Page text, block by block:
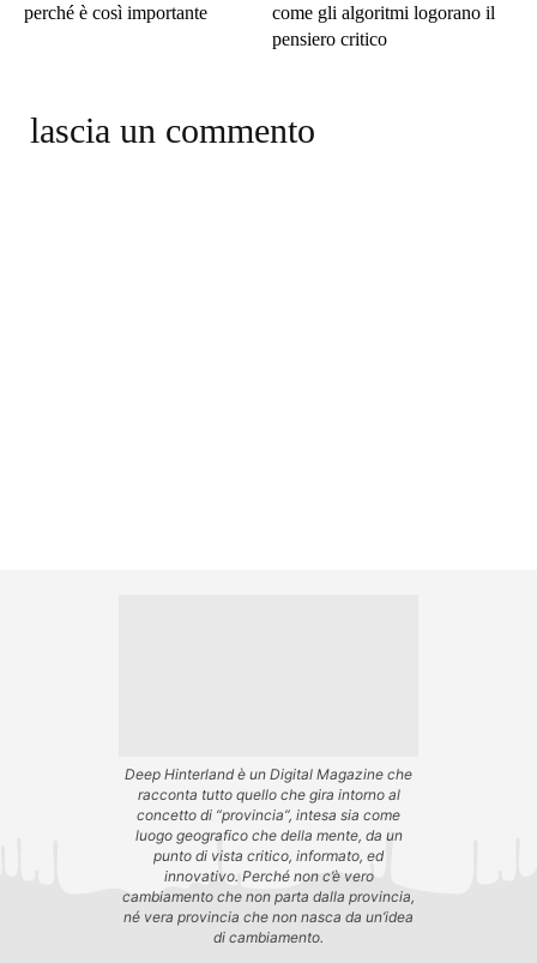
perché è così importante
come gli algoritmi logorano il
pensiero critico
lascia un commento
Deep Hinterland è un Digital Magazine che
racconta tutto quello che gira intorno al
concetto di “provincia”, intesa sia come
luogo geografico che della mente, da un
punto di vista critico, informato, ed
innovativo. Perché non c’è vero
cambiamento che non parta dalla provincia,
né vera provincia che non nasca da un’idea
di cambiamento.